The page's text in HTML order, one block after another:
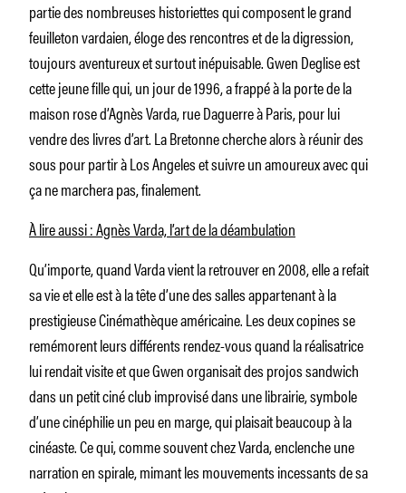
partie des nombreuses historiettes qui composent le grand
feuilleton vardaien, éloge des rencontres et de la digression,
toujours aventureux et surtout inépuisable. Gwen Deglise est
cette jeune fille qui, un jour de 1996, a frappé à la porte de la
maison rose d’Agnès Varda, rue Daguerre à Paris, pour lui
vendre des livres d’art. La Bretonne cherche alors à réunir des
sous pour partir à Los Angeles et suivre un amoureux avec qui
ça ne marchera pas, finalement.
À lire aussi : Agnès Varda, l’art de la déambulation
Qu’importe, quand Varda vient la retrouver en 2008, elle a refait
sa vie et elle est à la tête d’une des salles appartenant à la
prestigieuse Cinémathèque américaine.Les deux copines se
remémorent leurs différents rendez-vous quand la réalisatrice
lui rendait visiteet queGwen organisait des projos sandwich
dans un petit cinéclubimprovisédans une librairie,symbole
d’une cinéphilie un peu en marge,qui plaisait beaucoup à la
cinéaste. Ce qui, commesouventchez Varda, enclencheune
narration en spirale, mimant les mouvements incessants de sa